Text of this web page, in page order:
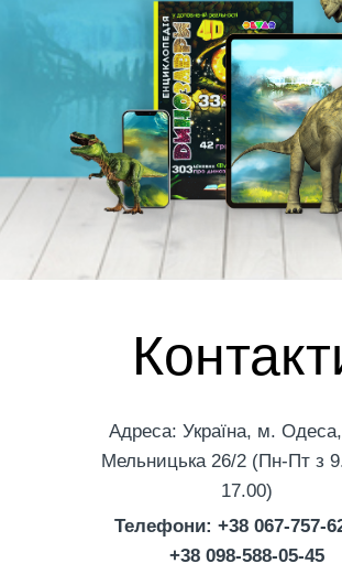
Адреса: Україна, м.
Мельницька 26/2 (Пн-Пт з
17.00)
Телефони: +38 067-757-
+38 098-588-05-45